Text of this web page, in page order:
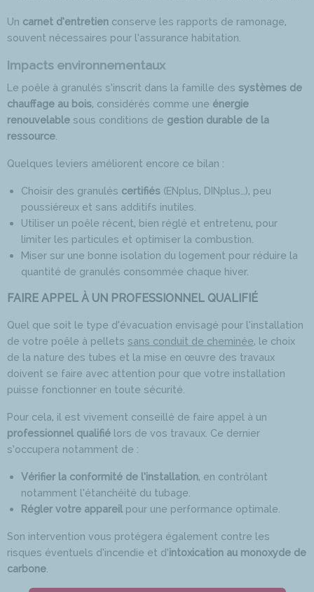
Un carnet d’entretien conserve les rapports de ramonage,
souvent nécessaires pour l’assurance habitation.
Impacts environnementaux
Le poêle à granulés s’inscrit dans la famille des systèmes de
chauffage au bois, considérés comme une énergie
renouvelable sous conditions de gestion durable de la
ressource.
Quelques leviers améliorent encore ce bilan :
Choisir des granulés certifiés (ENplus, DINplus…), peu
poussiéreux et sans additifs inutiles.
Utiliser un poêle récent, bien réglé et entretenu, pour
limiter les particules et optimiser la combustion.
Miser sur une bonne isolation du logement pour réduire la
quantité de granulés consommée chaque hiver.
FAIRE APPEL À UN PROFESSIONNEL QUALIFIÉ
Quel que soit le type d’évacuation envisagé pour l’installation
de votre poêle à pellets sans conduit de cheminée, le choix
de la nature des tubes et la mise en œuvre des travaux
doivent se faire avec attention pour que votre installation
puisse fonctionner en toute sécurité.
Pour cela, il est vivement conseillé de faire appel à un
professionnel qualifié lors de vos travaux. Ce dernier
s’occupera notamment de :
Vérifier la conformité de l’installation, en contrôlant
notamment l’étanchéité du tubage.
Régler votre appareil pour une performance optimale.
Son intervention vous protégera également contre les
risques éventuels d’incendie et d’intoxication au monoxyde de
carbone.